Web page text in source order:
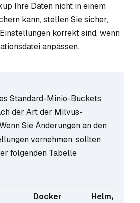
Ihre Daten nicht in einem
kann, stellen Sie sicher,
korrekt sind, wenn
anpassen.
Standard-Minio-Buckets
der Art der Milvus-
Sie Änderungen an den
vornehmen, sollten
folgenden Tabelle
Docker
Helm/